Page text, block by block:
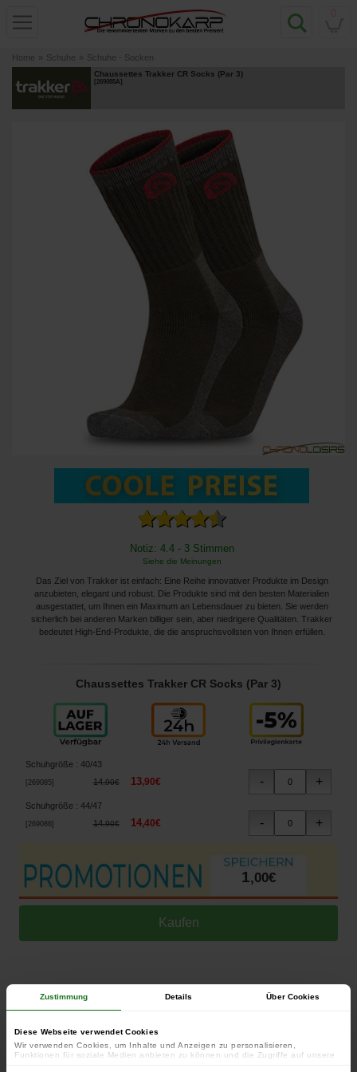
Zustimmung Details Über Cookies
Diese Webseite verwendet Cookies
Wir verwenden Cookies, um Inhalte und Anzeigen zu personalisieren,
Funktionen für soziale Medien anbieten zu können und die Zugriffe auf unsere
Home » Schuhe » Schuhe - Socken
Chaussettes Trakker CR Socks (Par 3)
[269085A]
Notiz: 4.4 - 3 Stimmen
Siehe die Meinungen
Das Ziel von Trakker ist einfach: Eine Reihe innovativer Produkte im Design
anzubieten, elegant und robust. Die Produkte sind mit den besten Materialien
ausgestattet, um Ihnen ein Maximum an Lebensdauer zu bieten. Sie werden
sicherlich bei anderen Marken billiger sein, aber niedrigere Qualitäten. Trakker
bedeutet High-End-Produkte, die die anspruchsvollsten von Ihnen erfüllen.
Chaussettes Trakker CR Socks (Par 3)
Schuhgröße : 40/43
269085] 14,90€ 13,90€
Schuhgröße : 44/47
269086] 14,90€ 14,40€
1,00€
Ich habe gesehen, dass dieses Produkt anderswo billiger ist.